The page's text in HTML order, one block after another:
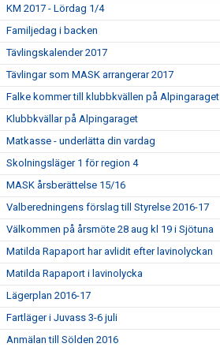
KM 2017 - Lördag 1/4
Familjedag i backen
Tävlingskalender 2017
Tävlingar som MASK arrangerar 2017
Falke kommer till klubbkvällen på Alpingaraget
Klubbkvällar på Alpingaraget
Matkasse - underlätta din vardag
Skolningsläger 1 för region 4
MASK årsberättelse 15/16
Valberedningens förslag till Styrelse 2016-17
Välkommen på årsmöte 28 aug kl 19 i Sjötuna
Matilda Rapaport har avlidit efter lavinolyckan
Matilda Rapaport i lavinolycka
Lägerplan 2016-17
Fartläger i Juvass 3-6 juli
Anmälan till Sölden 2016